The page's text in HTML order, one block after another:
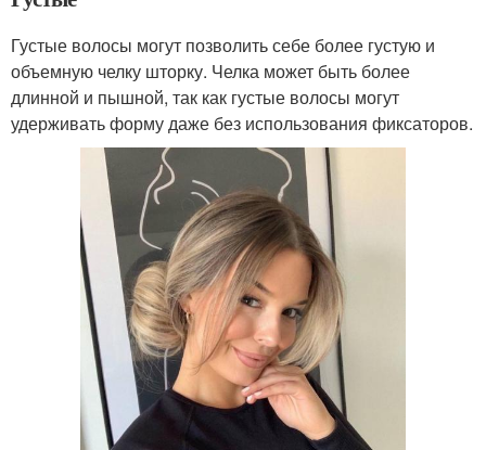
Густые волосы могут позволить себе более густую и
объемную челку шторку. Челка может быть более
длинной и пышной, так как густые волосы могут
удерживать форму даже без использования фиксаторов.